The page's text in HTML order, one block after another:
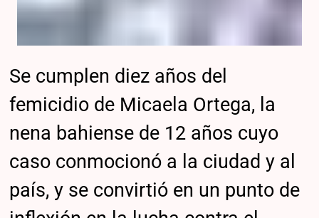
Se cumplen diez años del
femicidio de Micaela Ortega, la
nena bahiense de 12 años cuyo
caso conmocionó a la ciudad y al
país, y se convirtió en un punto de